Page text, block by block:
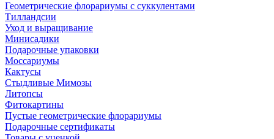
Геометрические флорариумы с суккулентами
Тилландсии
Уход и выращивание
Минисадики
Подарочные упаковки
Моссариумы
Кактусы
Стыдливые Мимозы
Литопсы
Фитокартины
Пустые геометрические флорариумы
Подарочные сертификаты